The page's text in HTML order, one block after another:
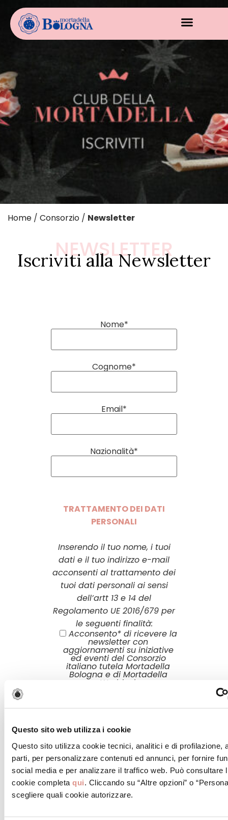
Questo sito web utilizza i cookie
Questo sito utilizza cookie tecnici, analitici e di profilazione,
parti, per personalizzare contenuti ed annunci, per fornire
social media e per analizzare il traffico web. Può consultare
cookie completa qui. Cliccando su “Altre opzioni” o
scegliere quali cookie autorizzare.
Home / Consorzio / Newsletter
NEWSLETTER
Iscriviti alla Newsletter
Nome*
Cognome*
Email*
Nazionalità*
TRATTAMENTO DEI DATI
PERSONALI
Inserendo il tuo nome, i tuoi
dati e il tuo indirizzo e-mail
acconsenti al trattamento dei
tuoi dati personali ai sensi
dell’artt 13 e 14 del
Regolamento UE 2016/679 per
le seguenti finalità:
Acconsento* di ricevere la
newsletter con
aggiornamenti su iniziative
ed eventi del Consorzio
italiano tutela Mortadella
Bologna e di Mortadella
World srl.
NB: In ogni momento potrai
confronti del Titolare del
trattamento scrivendo a
infom@mortadellabologna.com.
Inoltre, puoi leggere la nostra
informativa estesa sulla nostra
Privacy Policy presente al